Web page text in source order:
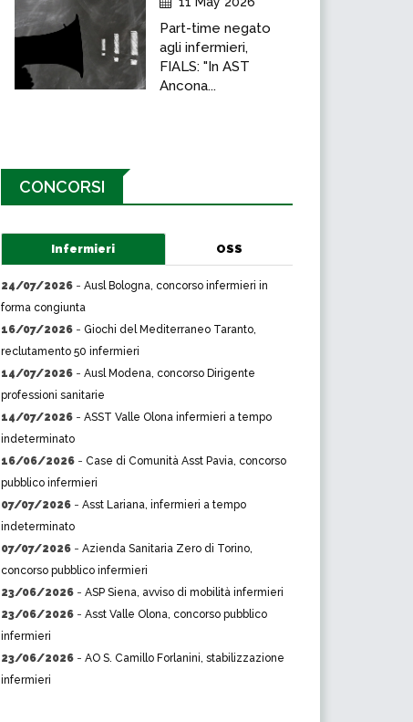
Part-time negato
agli infermieri,
FIALS: "In AST
Ancona...
CONCORSI
Infermieri OSS
24/07/2026 - Ausl Bologna, concorso infermieri in
forma congiunta
16/07/2026 - Giochi del Mediterraneo Taranto,
reclutamento 50 infermieri
14/07/2026 - Ausl Modena, concorso Dirigente
professioni sanitarie
14/07/2026 - ASST Valle Olona infermieri a tempo
indeterminato
16/06/2026 - Case di Comunità Asst Pavia, concorso
pubblico infermieri
07/07/2026 - Asst Lariana, infermieri a tempo
indeterminato
07/07/2026 - Azienda Sanitaria Zero di Torino,
concorso pubblico infermieri
23/06/2026 - ASP Siena, avviso di mobilità infermieri
23/06/2026 - Asst Valle Olona, concorso pubblico
infermieri
23/06/2026 - AO S. Camillo Forlanini, stabilizzazione
infermieri